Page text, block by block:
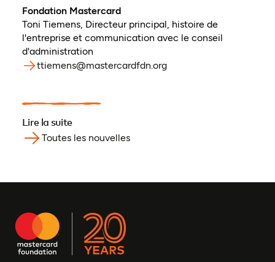
Fondation Mastercard
Toni Tiemens, Directeur principal, histoire de
l'entreprise et communication avec le conseil
d'administration
ttiemens@mastercardfdn.org
Lire la suite
Toutes les nouvelles